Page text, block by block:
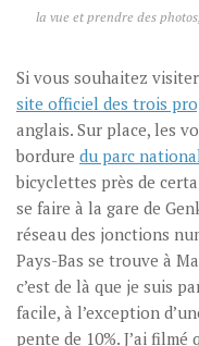
la vue et prendre des
Si vous souhaitez
site officiel des trois
anglais. Sur place, les
bordure du parc
bicyclettes près de
se faire à la gare de
réseau des jonctions
Pays-Bas se trouve à
c’est de là que je suis
facile, à l’exception
pente de 10%. J’ai